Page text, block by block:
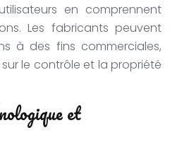
en comprennent
Les fabricants peuvent
à des fins commerciales,
le contrôle et la propriété
et